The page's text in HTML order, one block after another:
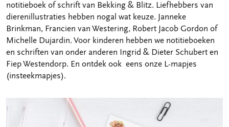
notitieboek of schrift van Bekking & Blitz. Liefhebbers van
dierenillustraties hebben nogal wat keuze. Janneke
Brinkman, Francien van Westering, Robert Jacob Gordon of
Michelle Dujardin. Voor kinderen hebben we notitieboeken
en schriften van onder anderen Ingrid & Dieter Schubert en
Fiep Westendorp. En ontdek ook eens onze L-mapjes
(insteekmapjes).